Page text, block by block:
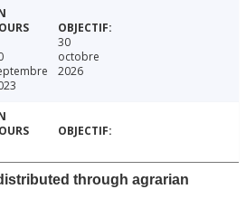
30
octobre
2026
through agrarian